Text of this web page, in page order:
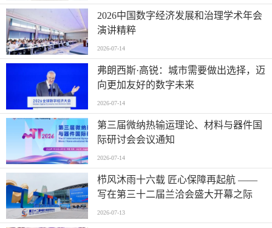
2026中国数字经济发展和治理学术年会
演讲精粹
2026-07-14
弗朗西斯·高锐：城市需要做出选择，迈
向更加友好的数字未来
2026-07-14
第三届微纳热输运理论、材料与器件国
际研讨会会议通知
2026-07-14
栉风沐雨十六载 匠心保障再起航 ——
写在第三十二届兰洽会盛大开幕之际
2026-07-13